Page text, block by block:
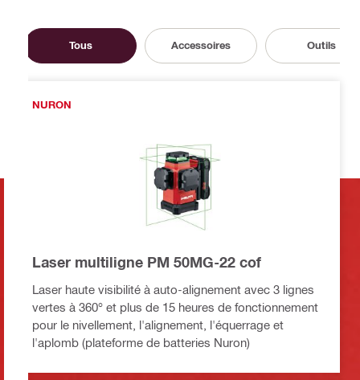
Tous Accessoires Outils
NURON
Laser multiligne PM 50MG-22 cof
Laser haute visibilité à auto-alignement avec 3 lignes
vertes à 360° et plus de 15 heures de fonctionnement
pour le nivellement, l'alignement, l'équerrage et
l'aplomb (plateforme de batteries Nuron)